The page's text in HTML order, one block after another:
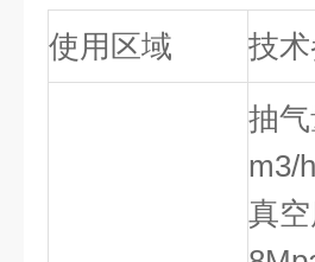
使用区域 技
抽
m3/
真